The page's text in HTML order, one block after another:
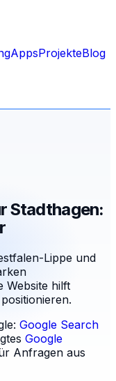
AppsProjekteBlog
Stadthagen:
Lippe und
Website hilft
Google Search
Google
Anfragen aus